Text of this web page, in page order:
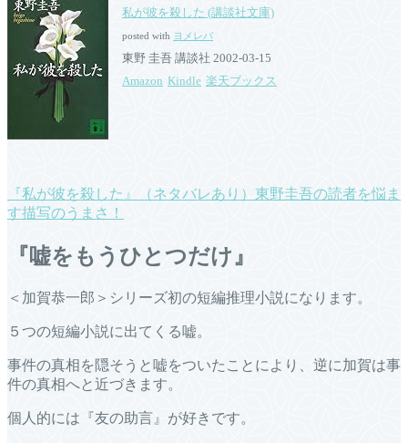
私が彼を殺した (講談社文庫)
posted with ヨメレバ
東野 圭吾 講談社 2002-03-15
Amazon Kindle 楽天ブックス
『私が彼を殺した』（ネタバレあり）東野圭吾の読者を悩ま
す描写のうまさ！
『嘘をもうひとつだけ』
＜加賀恭一郎＞シリーズ初の短編推理小説になります。
５つの短編小説に出てくる嘘。
事件の真相を隠そうと嘘をついたことにより、逆に加賀は事
件の真相へと近づきます。
個人的には『友の助言』が好きです。